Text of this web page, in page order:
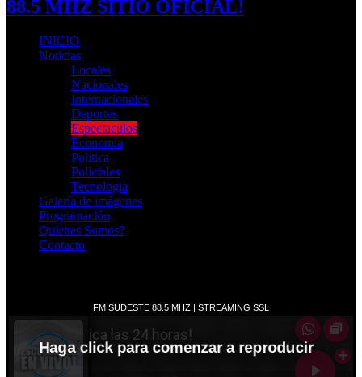
88.5 MHZ SITIO OFICIAL!
INICIO
Noticias
Locales
Nacionales
Internacionales
Deportes
Espectaculos
Economia
Politica
Policiales
Tecnologia
Galería de imágenes
Programación
Quienes Somos?
Contacto